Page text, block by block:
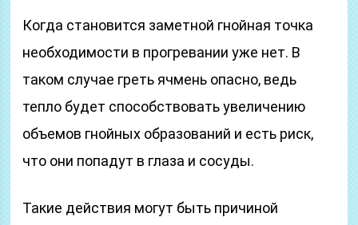
Когда становится заметной гнойная точка
необходимости в прогревании уже нет. В
таком случае греть ячмень опасно, ведь
тепло будет способствовать увеличению
объемов гнойных образований и есть риск,
что они попадут в глаза и сосуды.
Такие действия могут быть причиной